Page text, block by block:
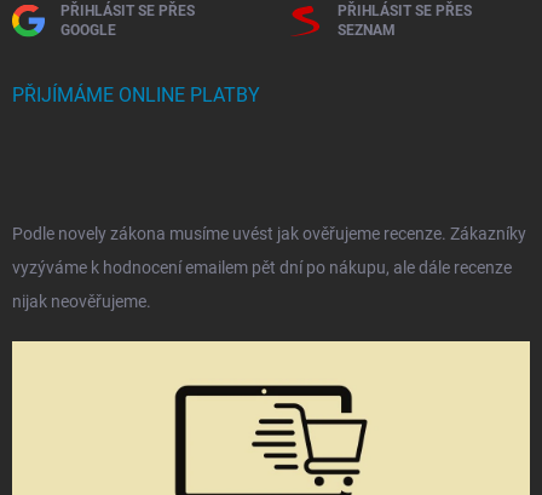
PŘIHLÁSIT SE PŘES
GOOGLE
PŘIHLÁSIT SE PŘES
SEZNAM
PŘIJÍMÁME ONLINE PLATBY
Podle novely zákona musíme uvést jak ověřujeme recenze. Zákazníky
vyzýváme k hodnocení emailem pět dní po nákupu, ale dále recenze
nijak neověřujeme.